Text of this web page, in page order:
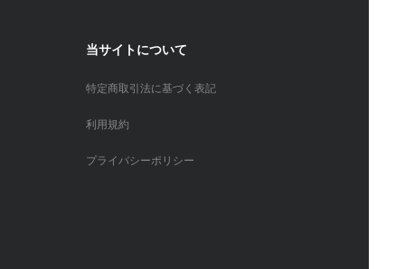
当サイトについて
特定商取引法に基づく表記
利用規約
プライバシーポリシー